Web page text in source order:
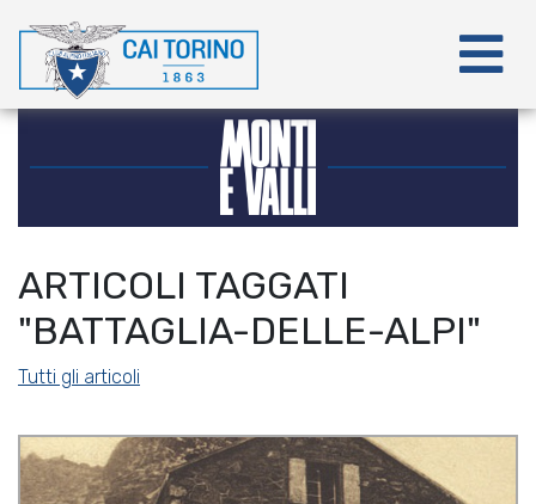
ARTICOLI TAGGATI
"BATTAGLIA-DELLE-ALPI"
Tutti gli articoli